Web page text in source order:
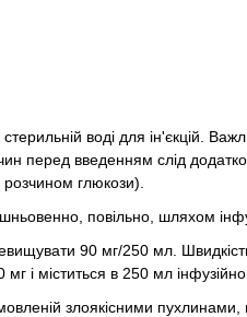
воді для ін'єкцій.
перед введенням слід
глюкози).
повільно, шляхом
90 мг/250 мл.
і міститься в 250 мл
злоякісними